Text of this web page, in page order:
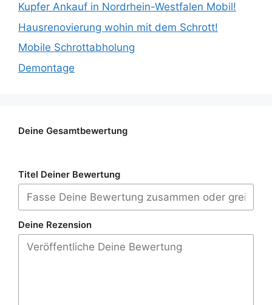
Kupfer Ankauf in Nordrhein-Westfalen Mobil!
Hausrenovierung wohin mit dem Schrott!
Mobile Schrottabholung
Demontage
Deine Gesamtbewertung
Titel Deiner Bewertung
Deine Rezension